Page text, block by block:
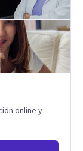
Su
clara: no
del
de la
permitiendo
Duque
de pensar,
online y